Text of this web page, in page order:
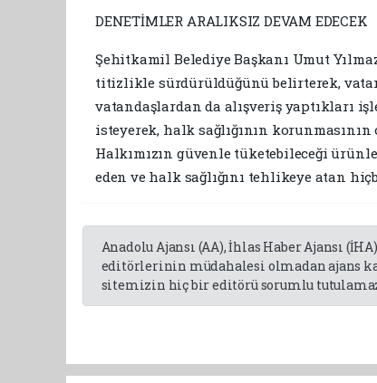
DENETİMLER ARALIKSIZ DEVAM EDECEK
Şehitkamil Belediye Başkanı Umut
titizlikle sürdürüldüğünü belirterek,
vatandaşlardan da alışveriş yaptıkları
isteyerek, halk sağlığının
Halkımızın güvenle tüketebileceği
eden ve halk sağlığını tehlikeye atan
Anadolu Ajansı (AA), İhlas Haber Ajansı
editörlerinin müdahalesi olmadan ajans
sitemizin hiç bir editörü sorumlu